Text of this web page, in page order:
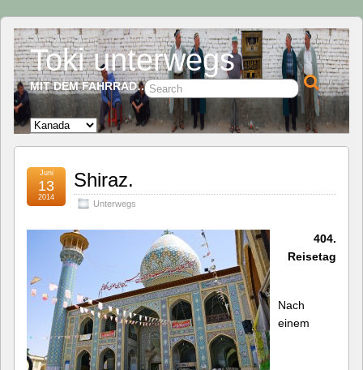
Toki unterwegs
MIT DEM FAHRRAD…
Shiraz.
Unterwegs
Juni
13
2014
404.
Reisetag
Nach
einem